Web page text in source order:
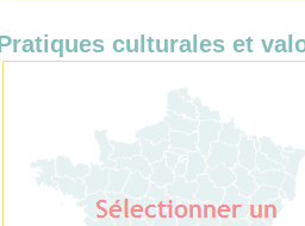
culturales et